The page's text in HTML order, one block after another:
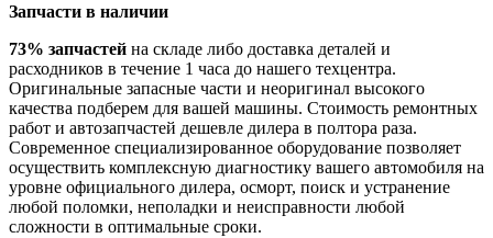
Запчасти в наличии
73% запчастей на складе либо доставка деталей и
расходников в течение 1 часа до нашего техцентра.
Оригинальные запасные части и неоригинал высокого
качества подберем для вашей машины. Стоимость ремонтных
работ и автозапчастей дешевле дилера в полтора раза.
Современное специализированное оборудование позволяет
осуществить комплексную диагностику вашего автомобиля на
уровне официального дилера, осморт, поиск и устранение
любой поломки, неполадки и неисправности любой
сложности в оптимальные сроки.